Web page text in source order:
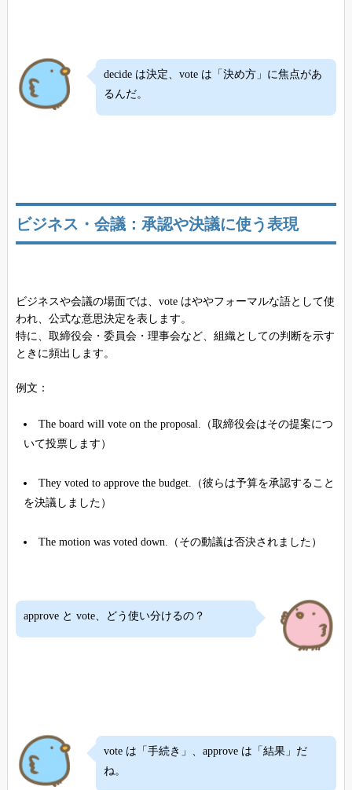
decide は決定、vote は「決め方」に焦点があ
るんだ。
ビジネス・会議：承認や決議に使う表現
ビジネスや会議の場面では、vote はややフォーマルな語として使
われ、公式な意思決定を表します。
特に、取締役会・委員会・理事会など、組織としての判断を示す
ときに頻出します。
例文：
The board will vote on the proposal.（取締役会はその提案につ
いて投票します）
They voted to approve the budget.（彼らは予算を承認すること
を決議しました）
The motion was voted down.（その動議は否決されました）
approve と vote、どう使い分けるの？
vote は「手続き」、approve は「結果」だ
ね。